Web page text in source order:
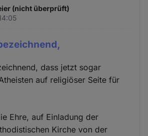
(nicht überprüft)
dass jetzt sogar
auf religiöser Seite für
Ehre, auf Einladung der
Kirche von der